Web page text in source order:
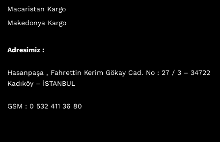
Macaristan Kargo
Makedonya Kargo
Adresimiz :
Hasanpaşa , Fahrettin Kerim Gökay Cad. No : 27 / 3 – 34722
Kadıköy – İSTANBUL
GSM : 0 532 411 36 80